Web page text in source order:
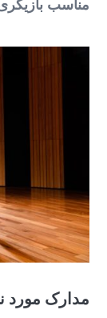
مناسب
مدارک مورد